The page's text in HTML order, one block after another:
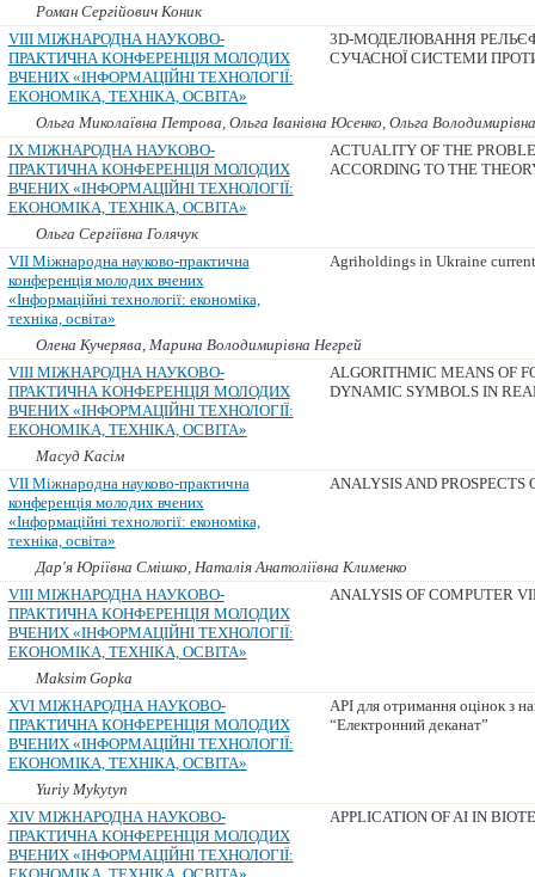
Роман Сергійович Коник
VIII МІЖНАРОДНА НАУКОВО-
ПРАКТИЧНА КОНФЕРЕНЦІЯ МОЛОДИХ
ВЧЕНИХ «ІНФОРМАЦІЙНІ ТЕХНОЛОГІЇ:
ЕКОНОМІКА, ТЕХНІКА, ОСВІТА»
3D-МОДЕЛЮВАННЯ
СУЧАСНОЇ СИСТЕМИ
Ольга Миколаївна Петрова, Ольга Іванівна Юсенко, Ольга
IX МІЖНАРОДНА НАУКОВО-
ПРАКТИЧНА КОНФЕРЕНЦІЯ МОЛОДИХ
ВЧЕНИХ «ІНФОРМАЦІЙНІ ТЕХНОЛОГІЇ:
ЕКОНОМІКА, ТЕХНІКА, ОСВІТА»
ACTUALITY OF THE
ACCORDING TO THE
Ольга Сергіївна Голячук
VII Міжнародна науково-практична
конференція молодих вчених
«Інформаційні технології: економіка,
техніка, освіта»
Agriholdings in Ukraine
Олена Кучерява, Марина Володимирівна Негрей
VIII МІЖНАРОДНА НАУКОВО-
ПРАКТИЧНА КОНФЕРЕНЦІЯ МОЛОДИХ
ВЧЕНИХ «ІНФОРМАЦІЙНІ ТЕХНОЛОГІЇ:
ЕКОНОМІКА, ТЕХНІКА, ОСВІТА»
ALGORITHMIC MEANS OF
DYNAMIC SYMBOLS IN
Масуд Касім
VII Міжнародна науково-практична
конференція молодих вчених
«Інформаційні технології: економіка,
техніка, освіта»
ANALYSIS AND
Дар'я Юріївна Смішко, Наталія Анатоліївна Клименко
VIII МІЖНАРОДНА НАУКОВО-
ПРАКТИЧНА КОНФЕРЕНЦІЯ МОЛОДИХ
ВЧЕНИХ «ІНФОРМАЦІЙНІ ТЕХНОЛОГІЇ:
ЕКОНОМІКА, ТЕХНІКА, ОСВІТА»
ANALYSIS OF COMPUTER
Maksim Gopka
ХVІ МІЖНАРОДНА НАУКОВО-
ПРАКТИЧНА КОНФЕРЕНЦІЯ МОЛОДИХ
ВЧЕНИХ «ІНФОРМАЦІЙНІ ТЕХНОЛОГІЇ:
ЕКОНОМІКА, ТЕХНІКА, ОСВІТА»
API для отримання оцінок з
“Електронний деканат”
Yuriy Mykytyn
XIV МІЖНАРОДНА НАУКОВО-
ПРАКТИЧНА КОНФЕРЕНЦІЯ МОЛОДИХ
ВЧЕНИХ «ІНФОРМАЦІЙНІ ТЕХНОЛОГІЇ:
APPLICATION OF AI IN